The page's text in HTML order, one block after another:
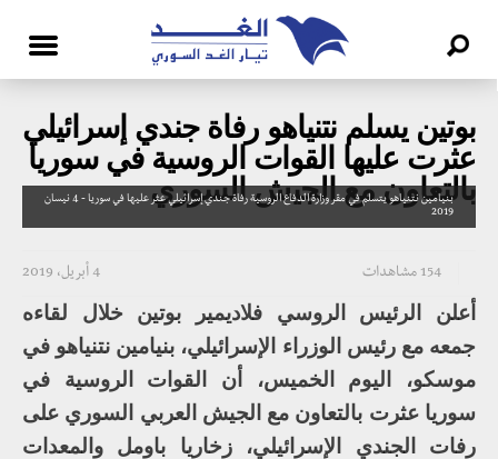
بوتين يسلم نتنياهو رفاة جندي إسرائيلي
عثرت عليها القوات الروسية في سوريا
بالتعاون مع الجيش السوري
بنيامين نتنياهو يتسلم في مقر وزارة الدفاع الروسية رفاة جندي إسرائيلي عثر عليها في سوريا - 4 نيسان
2019
4 أبريل، 2019 154 مشاهدات
أعلن الرئيس الروسي فلاديمير بوتين خلال لقاءه
جمعه مع رئيس الوزراء الإسرائيلي، بنيامين نتنياهو في
موسكو، اليوم الخميس، أن القوات الروسية في
سوريا عثرت بالتعاون مع الجيش العربي السوري على
رفات الجندي الإسرائيلي، زخاريا باومل والمعدات